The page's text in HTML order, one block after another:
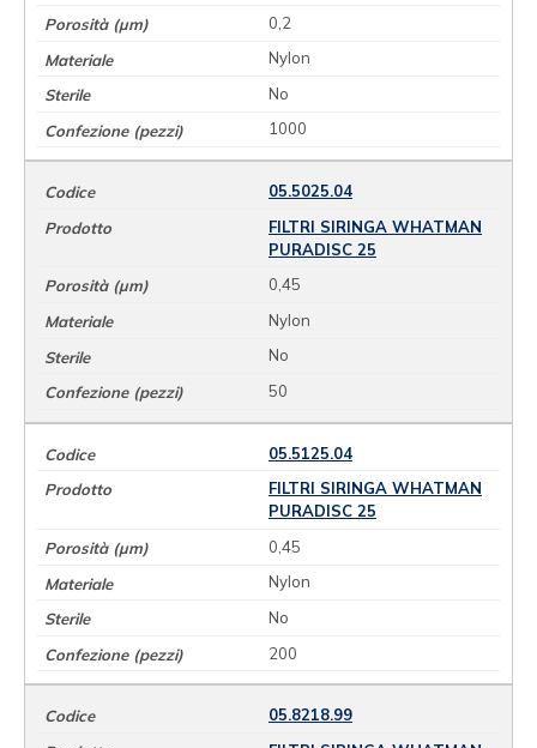
0,2
Nylon
No
1000
05.5025.04
FILTRI SIRINGA WHATMAN
PURADISC 25
0,45
Nylon
No
50
05.5125.04
FILTRI SIRINGA WHATMAN
PURADISC 25
0,45
Nylon
No
200
05.8218.99